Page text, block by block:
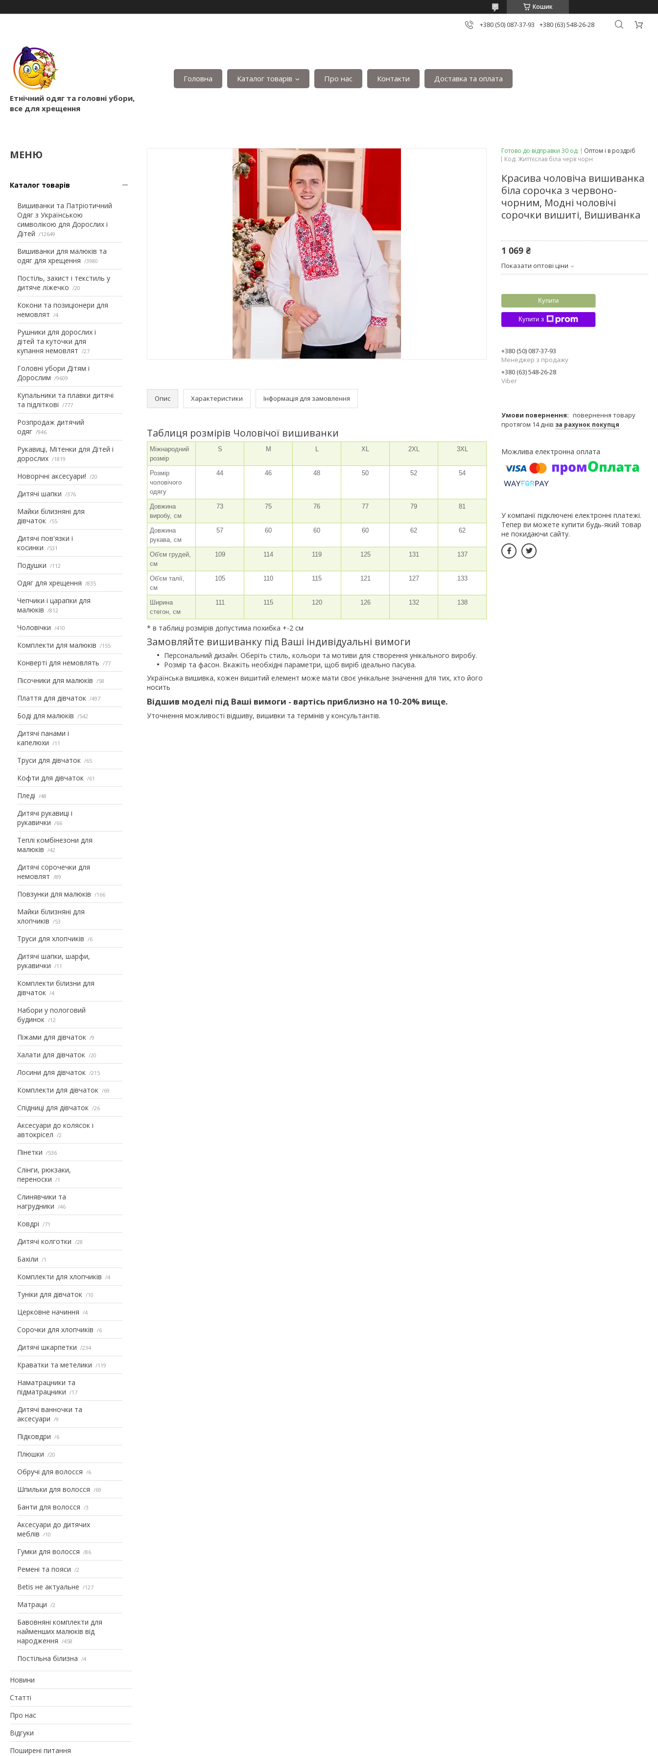
Кошик
+380 (50) 087-37-93 +380 (63) 548-26-28
Етнічний одяг та головні убори,
все для хрещення
Головна Каталог товарів Про нас Контакти Доставка та оплата
Каталог товарів
Вишиванки та Патріотичний
Одяг з Українською
символікою для Дорослих і
Дітей
12649
Вишиванки для малюків та
одяг для хрещення
3980
Постіль, захист і текстиль у
дитяче ліжечко
20
Кокони та позиціонери для
немовлят
4
Рушники для дорослих і
дітей та куточки для
купання немовлят
27
Головні убори Дітям і
Дорослим
9609
Купальники та плавки дитячі
та підліткові
777
Розпродаж дитячий
одяг
946
Рукавиці, Мітенки для Дітей і
дорослих
1819
Новорічні аксесуари! 20
Дитячі шапки 376
Майки білизняні для
дівчаток
55
Дитячі пов'язки і
косинки
531
Подушки 112
Одяг для хрещення 835
Чепчики і царапки для
малюків
812
Чоловічки 410
Комплекти для малюків 155
Конверті для немовлять 77
Пісочники для малюків 58
Плаття для дівчаток 497
Боді для малюків 542
Дитячі панами і
капелюхи
11
Труси для дівчаток 65
Кофти для дівчаток 61
Пледі 48
Дитячі рукавиці і
рукавички
66
Теплі комбінезони для
малюків
42
Дитячі сорочечки для
немовлят
89
Повзунки для малюків 166
Майки білизняні для
хлопчиків
53
Труси для хлопчиків 6
Дитячі шапки, шарфи,
рукавички
11
Комплекти білизни для
дівчаток
4
Набори у пологовий
будинок
12
Піжами для дівчаток 9
Халати для дівчаток 20
Лосини для дівчаток 215
Комплекти для дівчаток 69
Спідниці для дівчаток 26
Аксесуари до колясок і
автокрісел
2
Пінетки 536
Слінги, рюкзаки,
переноски
1
Слинявчики та
нагрудники
46
Ковдрі 71
Дитячі колготки 28
Бахіли 1
Комплекти для хлопчиків 4
Туніки для дівчаток 10
Церковне начиння 4
Сорочки для хлопчиків 6
Дитячі шкарпетки 234
Краватки та метелики 119
Наматрацники та
підматрацники
17
Дитячі ванночки та
аксесуари
9
Підковдри 6
Плюшки 20
Обручі для волосся 6
Шпильки для волосся 69
Банти для волосся 3
Аксесуари до дитячих
меблів
10
Гумки для волосся 86
Ремені та пояси 2
Betis не актуальне 127
Матраци 2
Бавовняні комплекти для
найменших малюків від
народження
458
Постільна білизна 4
Новини
Статті
Про нас
Відгуки
Поширені питання
Опис Характеристики Інформація для замовлення
Таблиця розмірів Чоловічої вишиванки
Міжнародний
розмір
S M L XL 2XL 3XL
Розмір
чоловічого
одягу
44 46 48 50 52 54
Довжина
виробу, см
73 75 76 77 79 81
Довжина
рукава, см
57 60 60 60 62 62
Об'єм грудей,
см
109 114 119 125 131 137
Об'єм талії,
см
105 110 115 121 127 133
Ширина
стегон, см
111 115 120 126 132 138
* в таблиці розмірів допустима похибка +-2 см
Замовляйте вишиванку під Ваші індивідуальні вимоги
Персональний дизайн. Оберіть стиль, кольори та мотиви для створення унікального виробу.
Розмір та фасон. Вкажіть необхідні параметри, щоб виріб ідеально пасува.
Українська вишивка, кожен вишитий елемент може мати своє унікальне значення для тих, хто його
носить
Відшив моделі під Ваші вимоги - вартісь приблизно на 10-20% вище.
Уточнення можливості відшиву, вишивки та термінів у консультантів.
Готово до відправки 30 од.
Оптом і в роздріб
Код: Життєслав біла черв чорн
Красива чоловіча вишиванка
біла сорочка з червоно-
чорним, Модні чоловічі
сорочки вишиті, Вишиванка
1 069 ₴
Показати оптові ціни
Купити
Купити з
+380 (50) 087-37-93
Менеджер з продажу
+380 (63) 548-26-28
Viber
повернення товару
протягом 14 днів за рахунок покупця
У компанії підключені електронні платежі.
Тепер ви можете купити будь-який товар
не покидаючи сайту.